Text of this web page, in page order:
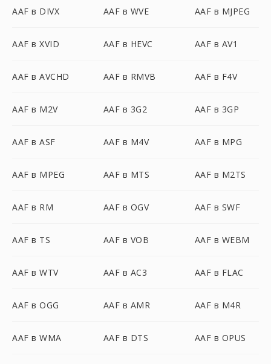
AAF в DIVX AAF в WVE AAF в MJPEG
AAF в XVID AAF в HEVC AAF в AV1
AAF в AVCHD AAF в RMVB AAF в F4V
AAF в M2V AAF в 3G2 AAF в 3GP
AAF в ASF AAF в M4V AAF в MPG
AAF в MPEG AAF в MTS AAF в M2TS
AAF в RM AAF в OGV AAF в SWF
AAF в TS AAF в VOB AAF в WEBM
AAF в WTV AAF в AC3 AAF в FLAC
AAF в OGG AAF в AMR AAF в M4R
AAF в WMA AAF в DTS AAF в OPUS